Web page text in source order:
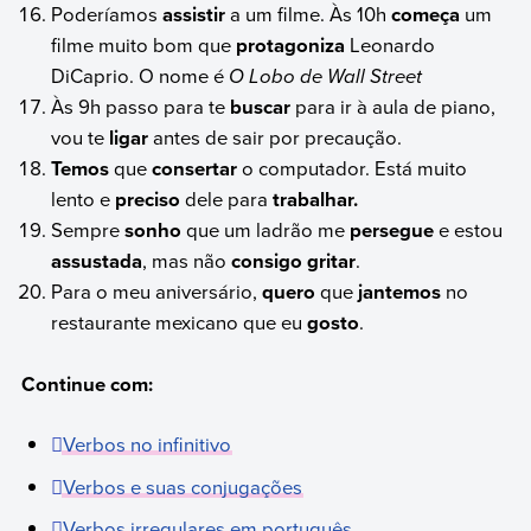
Poderíamosassistira um filme. Às 10hcomeça um
filme muito bom que protagoniza Leonardo
DiCaprio. O nome é O Lobo de Wall Street
Às 9h passo para te buscar para ir à aula de piano,
vou te ligarantes de sair por precaução.
Temosqueconsertaro computador. Está muito
lento e precisodele para trabalhar.
Sempresonho que um ladrão me perseguee estou
assustada, mas nãoconsigo gritar.
Para o meu aniversário,quero quejantemos no
restaurante mexicano que eugosto.
Continue com:
Verbos no infinitivo
Verbos e suas conjugações